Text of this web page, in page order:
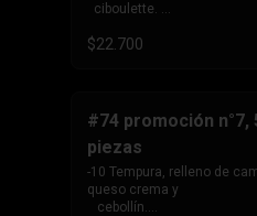
  ciboulette.
pollo apanado, queso
10- tempura, relleno de
queso crema y cebollín. -10
envuelto en salmon, relleno
salmon camarón y
  queso crema.
$22.700
#74 promoción n°7,
piezas
-10 Tempura, relleno de
queso crema y
   cebollín.